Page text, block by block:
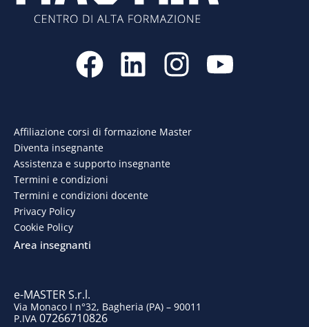
F
a
e
b
o
k
L
i
k
e
d
I
n
t
Y
o
Affiliazione corsi di formazione Master
Diventa insegnante
Assistenza e supporto insegnante
Termini e condizioni
Termini e condizioni docente
Privacy Policy
Cookie Policy
Area insegnanti
e-MASTER S.r.l.
Via Monaco I n°32, Bagheria (PA) – 90011
P.IVA 07266710826